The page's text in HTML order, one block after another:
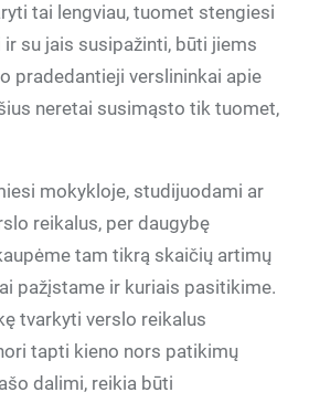
tai lengviau, tuomet stengiesi
su jais susipažinti, būti jiems
pradedantieji verslininkai apie
neretai susimąsto tik tuomet,
mokykloje, studijuodami ar
reikalus, per daugybę
tam tikrą skaičių artimų
pažįstame ir kuriais pasitikime.
tvarkyti verslo reikalus
tapti kieno nors patikimų
dalimi, reikia būti